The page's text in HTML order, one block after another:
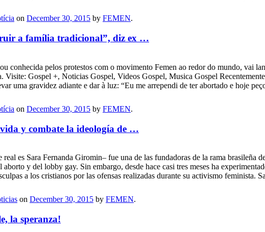
on December 30, 2015 by FEMEN.
a família tradicional”, diz ex …
conhecida pelos protestos com o movimento Femen ao redor do mundo, vai
Visite: Gospel +, Noticias Gospel, Videos Gospel, Musica Gospel
uma gravidez adiante e dar à luz: “Eu me arrependi de ter abortado e hoje
on December 30, 2015 by FEMEN.
y combate la ideología de …
es Sara Fernanda Giromin– fue una de las fundadoras de la rama brasileña
y del lobby gay. Sin embargo, desde hace casi tres meses ha
a los cristianos por las ofensas realizadas durante su activismo feminista.
on December 30, 2015 by FEMEN.
la speranza!